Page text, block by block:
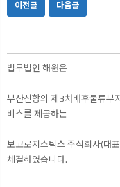
이전글 다음글
본문
법무법인 해원은
부산신항의 제3차배후물류부
비스를 제공하는
보고로지스틱스 주식회사(대
체결하였습니다.